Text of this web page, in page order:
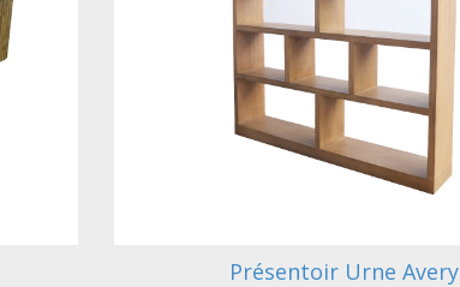
Présentoir Urne Avery